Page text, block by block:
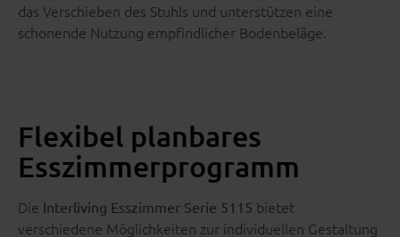
das Verschieben des Stuhls und unterstützen eine
schonende Nutzung empfindlicher Bodenbeläge.
Flexibel planbares
Esszimmerprogramm
Die Interliving Esszimmer Serie 5115 bietet
verschiedene Möglichkeiten zur individuellen Gestaltung